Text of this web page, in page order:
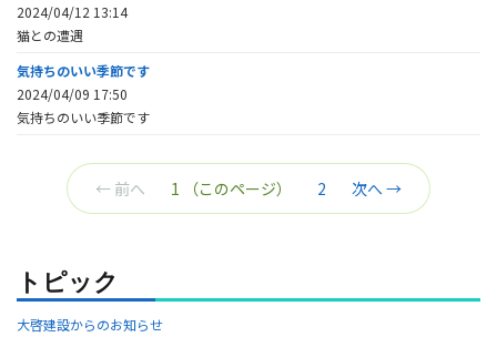
2024/04/12 13:14
猫との遭遇
気持ちのいい季節です
2024/04/09 17:50
気持ちのいい季節です
← 前へ 1 （このページ） 2 次へ →
トピック
大啓建設からのお知らせ